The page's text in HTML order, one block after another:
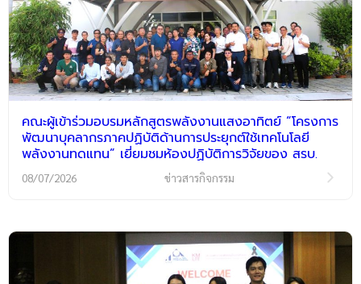
คณะผู้เข้าร่วมอบรมหลักสูตรพลังงานแสงอาทิตย์ “โครงการ
พัฒนาบุคลากรภาคปฏิบัติด้านการประยุกต์ใช้เทคโนโลยี
พลังงานทดแทน” เยี่ยมชมห้องปฏิบัติการวิจัยของ สรบ.
08/07/2026 ข่าวสารกิจกรรม